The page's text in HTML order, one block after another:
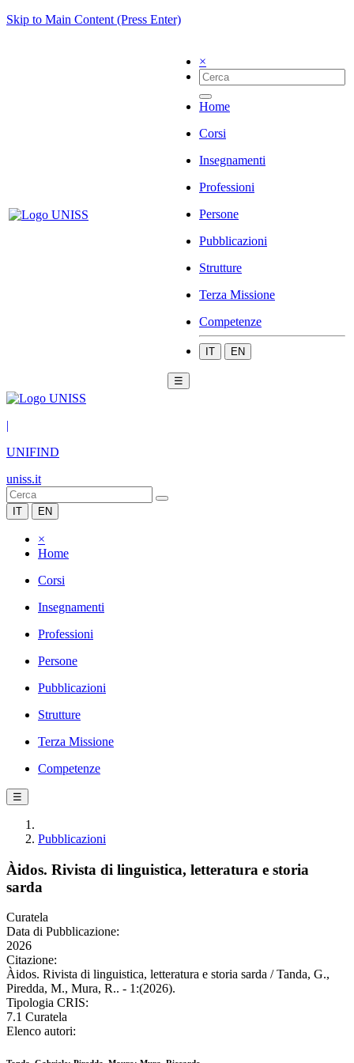
Skip to Main Content (Press Enter)
×
Home
Corsi
Insegnamenti
Professioni
Persone
Pubblicazioni
Strutture
Terza Missione
Competenze
IT EN
☰
|
UNIFIND
uniss.it
IT EN
×
Home
Corsi
Insegnamenti
Professioni
Persone
Pubblicazioni
Strutture
Terza Missione
Competenze
☰
Pubblicazioni
Àidos. Rivista di linguistica, letteratura e storia
sarda
Curatela
Data di Pubblicazione:
2026
Citazione:
Àidos. Rivista di linguistica, letteratura e storia sarda / Tanda, G.,
Piredda, M., Mura, R.. - 1:(2026).
Tipologia CRIS:
7.1 Curatela
Elenco autori: